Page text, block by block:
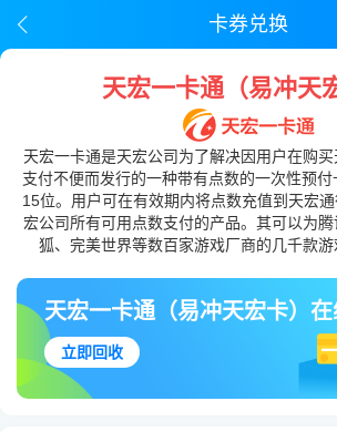
卡券兑换
天宏一卡通（易冲天
天宏一卡通是天宏公司为了解决因用户在购
支付不便而发行的一种带有点数的一次性预
15位。用户可在有效期内将点数充值到天宏
宏公司所有可用点数支付的产品。其可以为
狐、完美世界等数百家游戏厂商的几千款游
天宏一卡通（易冲天宏卡）
立即回收